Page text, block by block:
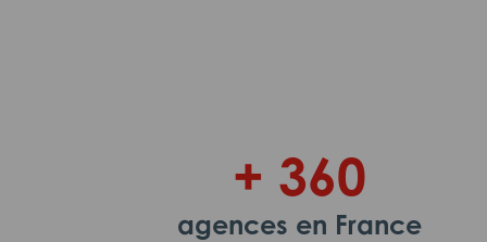
+ 360
agences en France